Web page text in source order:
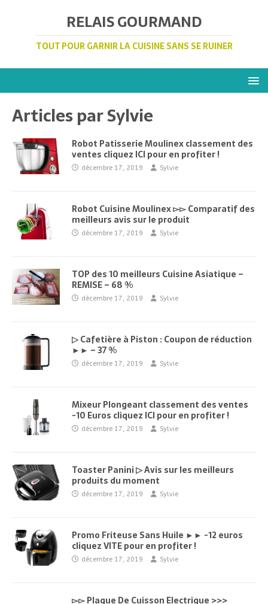
RELAIS GOURMAND
TOUT POUR GARNIR LA CUISINE SANS SE RUINER
Articles parSylvie
Robot Patisserie Moulinex classement des
ventes cliquez ICI pour en profiter !
décembre 17, 2019 Sylvie
Robot Cuisine Moulinex ▻▻ Comparatif des
meilleurs avis sur le produit
décembre 17, 2019 Sylvie
TOP des 10 meilleurs Cuisine Asiatique –
REMISE – 68 %
décembre 17, 2019 Sylvie
▷ Cafetière à Piston : Coupon de réduction
►► – 37 %
décembre 17, 2019 Sylvie
Mixeur Plongeant classement des ventes
-10 Euros cliquez ICI pour en profiter !
décembre 17, 2019 Sylvie
Toaster Panini ▷ Avis sur les meilleurs
produits du moment
décembre 17, 2019 Sylvie
Promo Friteuse Sans Huile ►► -12 euros
cliquez VITE pour en profiter !
décembre 17, 2019 Sylvie
▻▻ Plaque De Cuisson Electrique >>>